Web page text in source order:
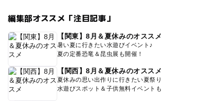
編集部オススメ「注目記事」
【関東】8月＆夏休みのオススメ
暑い夏に行きたい水遊びイベント♪
夏の定番恐竜＆昆虫展も開催！
【関西】8月＆夏休みのオススメ
夏休みの思い出作りに行きたい夏祭り
水遊びスポット＆子供無料イベントも